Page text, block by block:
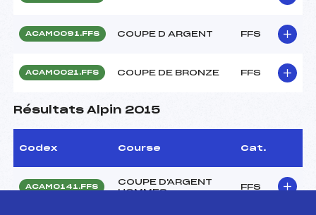
ACAM0091.FFS COUPE D ARGENT FFS
ACAM0021.FFS COUPE DE BRONZE FFS
Résultats Alpin 2015
Codex Course Cat.
ACAM0141.FFS
COUPE D'ARGENT
HOMMES
FFS